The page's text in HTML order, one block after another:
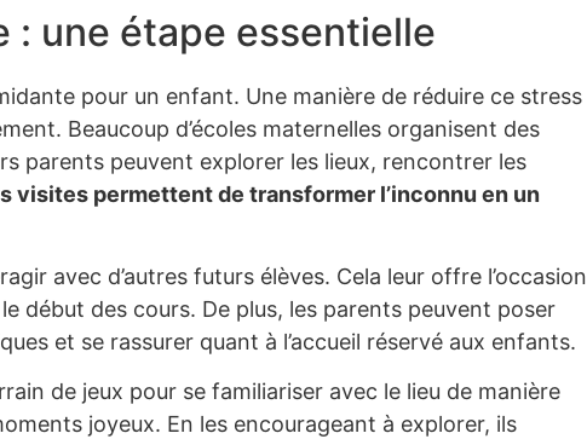
: une étape essentielle
pour un enfant. Une manière de réduire ce stress
Beaucoup d’écoles maternelles organisent des
parents peuvent explorer les lieux, rencontrer les
visites permettent de transformer l’inconnu en un
avec d’autres futurs élèves. Cela leur offre l’occasion
début des cours. De plus, les parents peuvent poser
et se rassurer quant à l’accueil réservé aux enfants.
de jeux pour se familiariser avec le lieu de manière
joyeux. En les encourageant à explorer, ils